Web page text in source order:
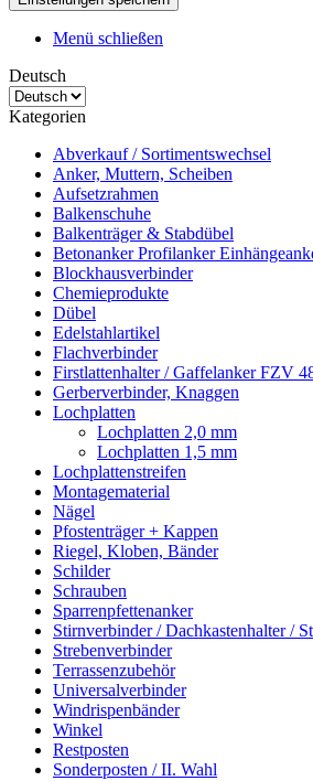
Menü schließen
Deutsch
Kategorien
Abverkauf / Sortimentswechsel
Anker, Muttern, Scheiben
Aufsetzrahmen
Balkenschuhe
Balkenträger & Stabdübel
Betonanker Profilanker
Blockhausverbinder
Chemieprodukte
Dübel
Edelstahlartikel
Flachverbinder
Firstlattenhalter / Gaffelanker FZV
Gerberverbinder, Knaggen
Lochplatten
Lochplatten 2,0 mm
Lochplatten 1,5 mm
Lochplattenstreifen
Montagematerial
Nägel
Pfostenträger + Kappen
Riegel, Kloben, Bänder
Schilder
Schrauben
Sparrenpfettenanker
Stirnverbinder / Dachkastenhalter /
Strebenverbinder
Terrassenzubehör
Universalverbinder
Windrispenbänder
Winkel
Restposten
Sonderposten / II. Wahl